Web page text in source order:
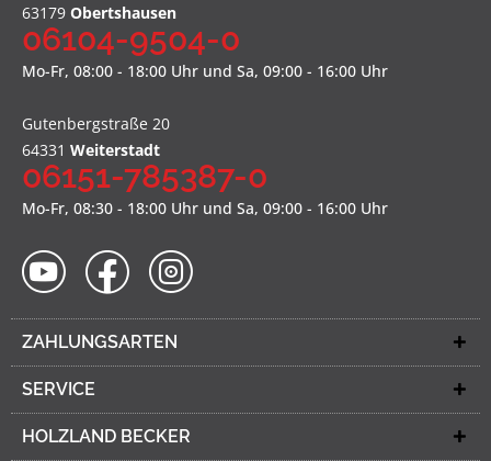
63179 Obertshausen
06104-9504-0
Mo-Fr, 08:00 - 18:00 Uhr und Sa, 09:00 - 16:00 Uhr
Gutenbergstraße 20
64331 Weiterstadt
06151-785387-0
Mo-Fr, 08:30 - 18:00 Uhr und Sa, 09:00 - 16:00 Uhr
ZAHLUNGSARTEN
SERVICE
HOLZLAND BECKER